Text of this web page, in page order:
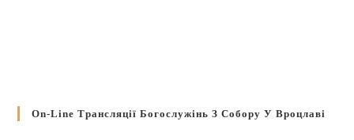
On-Line Трансляції Богослужінь З Собору У Вроцлаві